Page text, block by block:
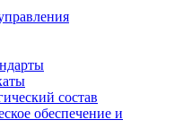
состав
обеспечение и